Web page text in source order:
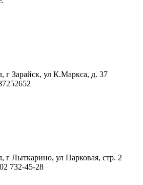
г Зарайск, ул К.Маркса, д. 37
г Лыткарино, ул Парковая, стр. 2
732-45-28